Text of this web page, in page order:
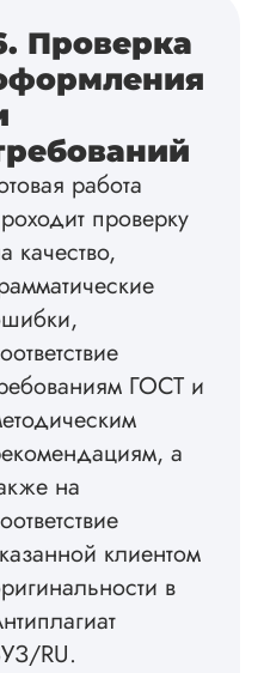
создал структуру
теме
без воды,
некоторые
изображения
пришлось
мне. Услугой
редактирования
не
Проверка
работа
проверку
качество,
ГОСТ и
а
на
клиентом
в
RU.